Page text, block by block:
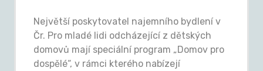
Největší poskytovatel najemního bydlení v
Čr. Pro mladé lidi odcházející z dětských
domovů mají speciální program „Domov pro
dospělé“, v rámci kterého nabízejí